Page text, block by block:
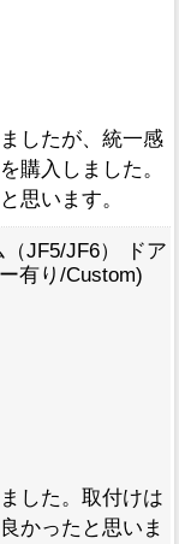
したが、統一感
購入しました。
思います。
JF5/JF6） ドア
有り/Custom)
した。取付けは
かったと思いま